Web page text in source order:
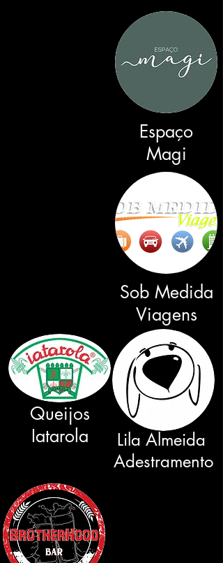
Espaço
Magi
Sob Medida
Viagens
Queijos
Iatarola
Lila Almeida
Adestramento